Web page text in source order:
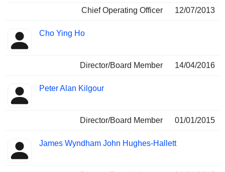
Chief Operating Officer
12/07/2013
Cho Ying Ho
Director/Board Member 14/04/2016
Peter Alan Kilgour
Director/Board Member 01/01/2015
James Wyndham John Hughes-Hallett